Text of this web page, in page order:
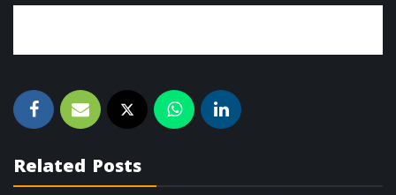
Related Posts